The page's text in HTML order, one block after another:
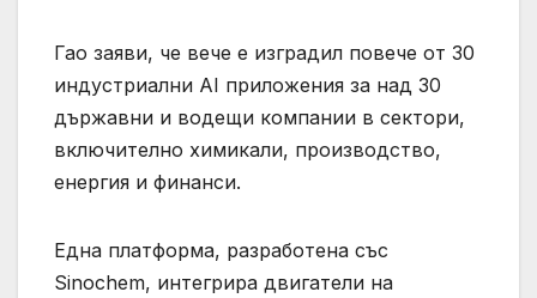
Гао заяви, че вече е изградил повече от 30
индустриални AI приложения за над 30
държавни и водещи компании в сектори,
включително химикали, производство,
енергия и финанси.
Една платформа, разработена със
Sinochem, интегрира двигатели на